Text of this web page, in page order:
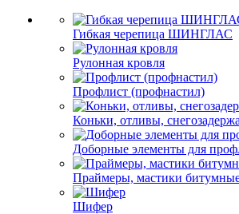
Гибкая черепица ШИНГЛАС
Рулонная кровля
Профлист (профнастил)
Коньки, отливы,
Доборные элементы для
Праймеры, мастики
Шифер